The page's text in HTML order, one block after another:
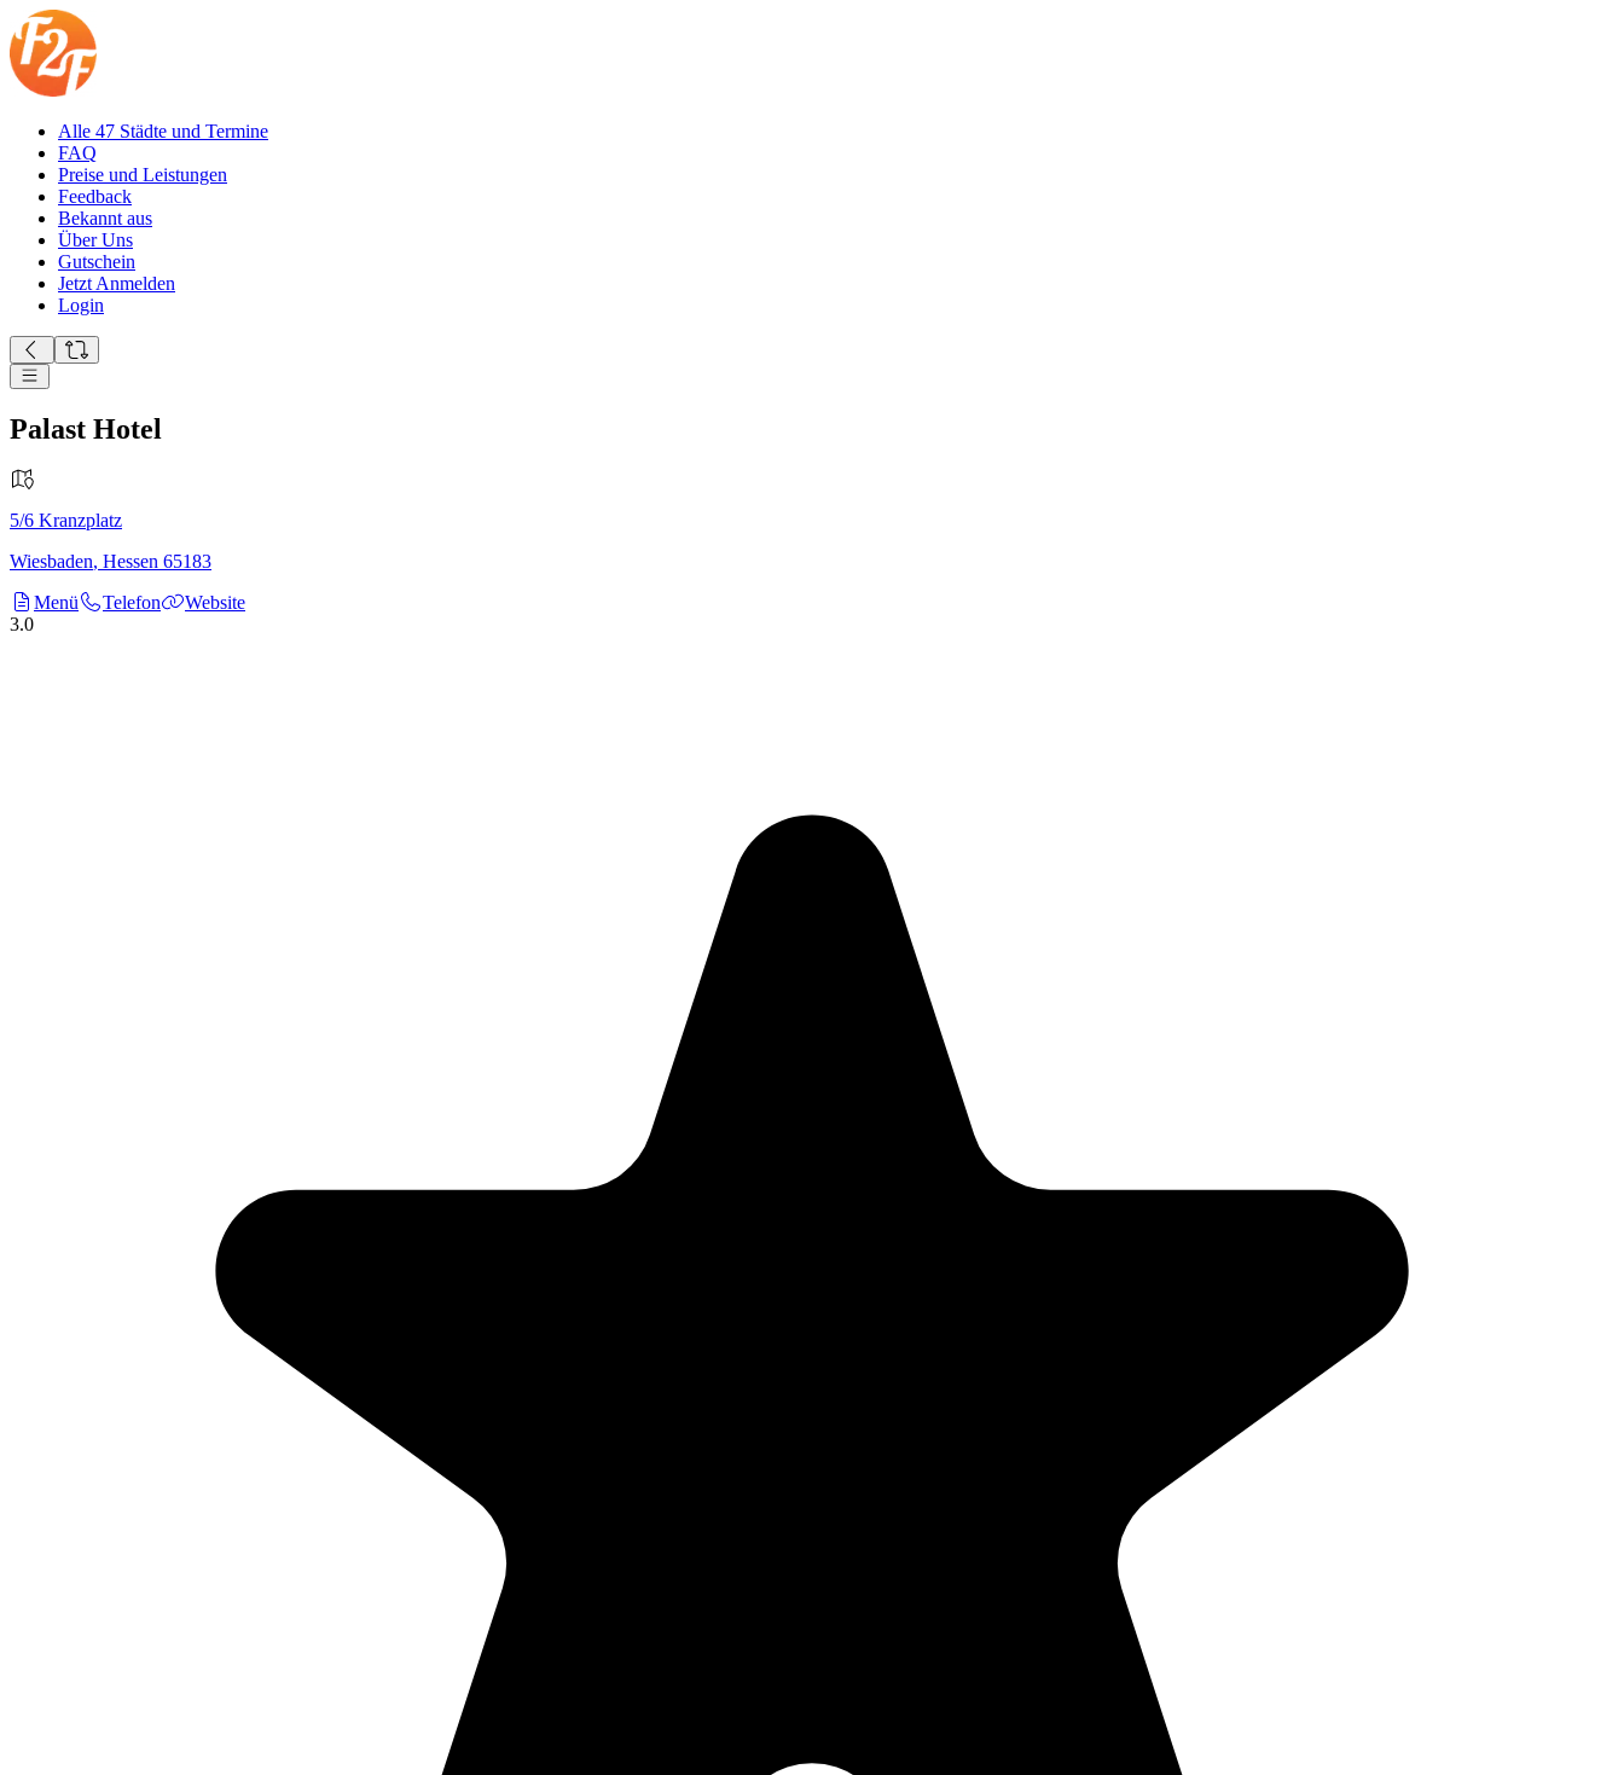
Alle 47 Städte und Termine
FAQ
Preise und Leistungen
Feedback
Bekannt aus
Über Uns
Gutschein
Jetzt Anmelden
Login
Palast Hotel
5/6 Kranzplatz
Wiesbaden, Hessen 65183
Menü
Telefon
Website
3.0